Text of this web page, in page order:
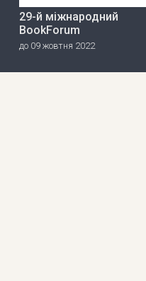
29-й міжнародний
BookForum
до 09 жовтня 2022